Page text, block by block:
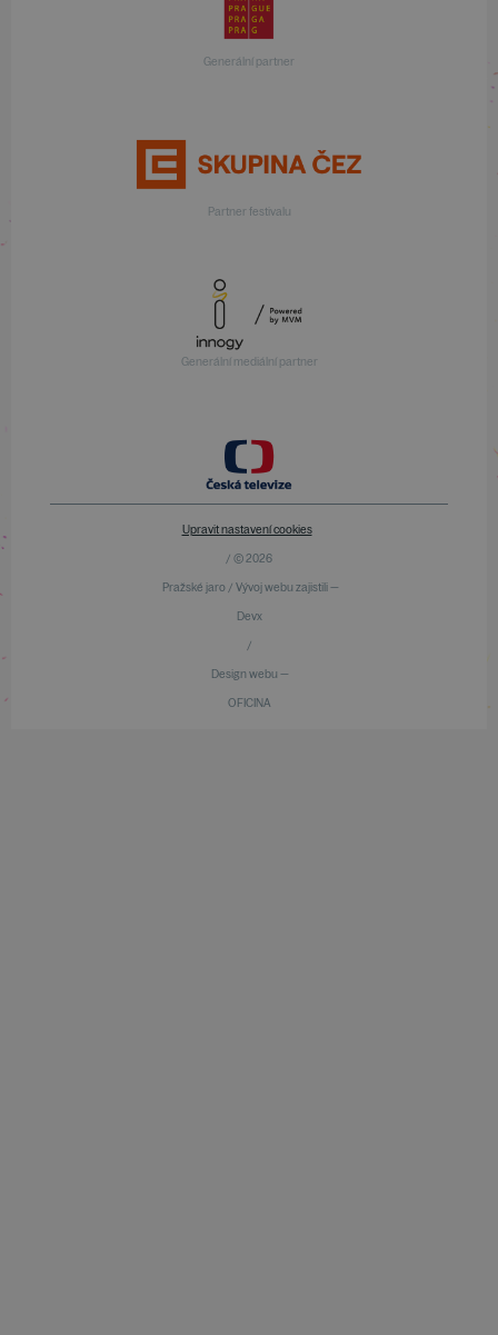
Generální partner
Partner festivalu
Generální mediální partner
Upravit nastavení cookies
/ © 2026
Pražské jaro / Vývoj webu zajistili —
Devx
/
Design webu —
OFICINA